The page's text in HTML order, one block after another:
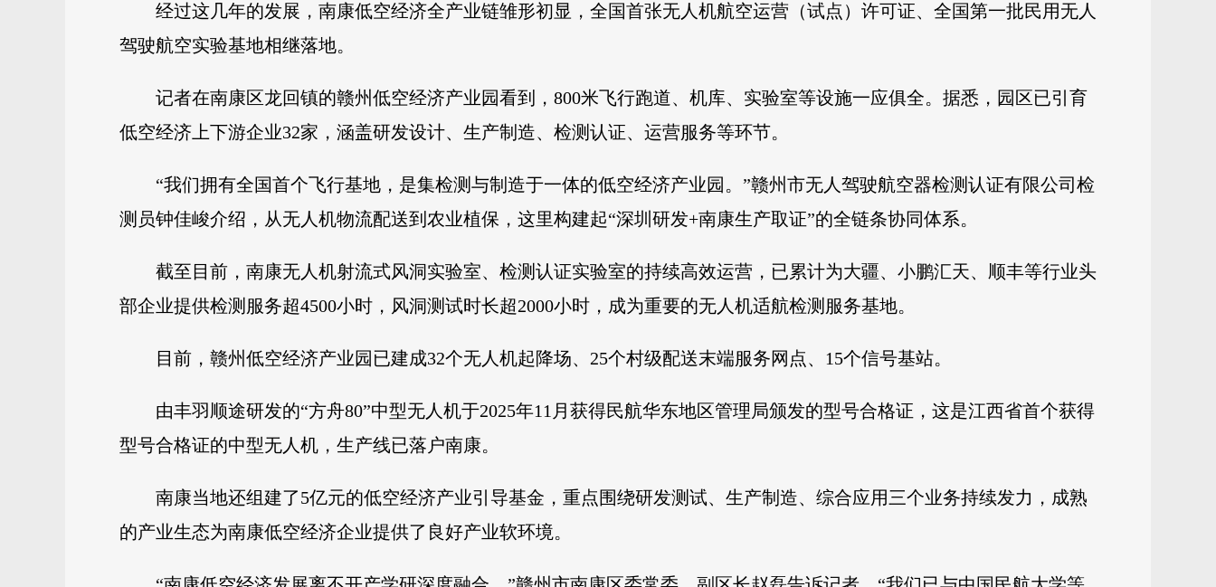
经过这几年的发展，南康低空经济全产业链雏形初显，全国首张无人机航空运营（试点）许可证、全国第一批民用无人
驾驶航空实验基地相继落地。
记者在南康区龙回镇的赣州低空经济产业园看到，800米飞行跑道、机库、实验室等设施一应俱全。据悉，园区已引育
低空经济上下游企业32家，涵盖研发设计、生产制造、检测认证、运营服务等环节。
“我们拥有全国首个飞行基地，是集检测与制造于一体的低空经济产业园。”赣州市无人驾驶航空器检测认证有限公司检
测员钟佳峻介绍，从无人机物流配送到农业植保，这里构建起“深圳研发+南康生产取证”的全链条协同体系。
截至目前，南康无人机射流式风洞实验室、检测认证实验室的持续高效运营，已累计为大疆、小鹏汇天、顺丰等行业头
部企业提供检测服务超4500小时，风洞测试时长超2000小时，成为重要的无人机适航检测服务基地。
目前，赣州低空经济产业园已建成32个无人机起降场、25个村级配送末端服务网点、15个信号基站。
由丰羽顺途研发的“方舟80”中型无人机于2025年11月获得民航华东地区管理局颁发的型号合格证，这是江西省首个获得
型号合格证的中型无人机，生产线已落户南康。
南康当地还组建了5亿元的低空经济产业引导基金，重点围绕研发测试、生产制造、综合应用三个业务持续发力，成熟
的产业生态为南康低空经济企业提供了良好产业软环境。